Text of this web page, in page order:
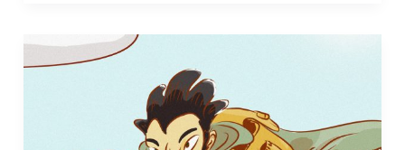
El
Carnívoro.